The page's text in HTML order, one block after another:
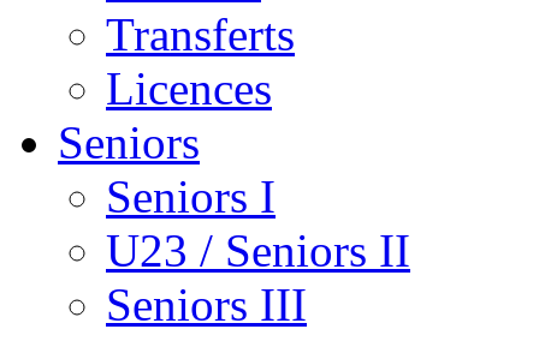
Transferts
Licences
Seniors
Seniors I
U23 / Seniors II
Seniors III